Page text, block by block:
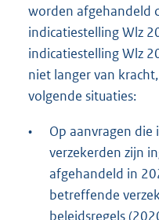
worden afgehandeld
indicatiestelling Wlz
indicatiestelling Wlz
niet langer van
volgende situaties:
•
Op aanvragen
verzekerden zijn
afgehandeld in
betreffende
beleidsregels